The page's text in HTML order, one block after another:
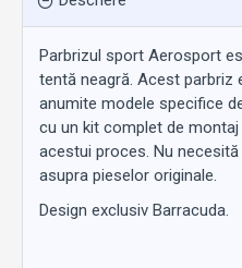
Parbrizul sport Aerosport
tentă neagră. Acest parbriz
anumite modele specifice
cu un kit complet de
acestui proces. Nu
asupra pieselor originale.
Design exclusiv Barracuda.